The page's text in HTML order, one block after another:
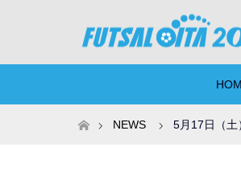
ホームNEWS 5月17日（土